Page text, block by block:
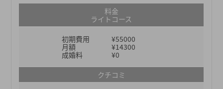
でいただくことで実感できることがたくさんござい
ますので、結婚相談所に入会を検討している方や、
費用やサービス内容についてよくわからない方は、
まずは弊社の無料の個別相談会にお越しください。
無料個別相談会では、あなたの結婚観や出会いの状
況などを伺いながら、分かりやすく説明いたしま
料金
ライトコース
初期費用
¥55000
月額
¥14300
成婚料
¥0
クチコミ